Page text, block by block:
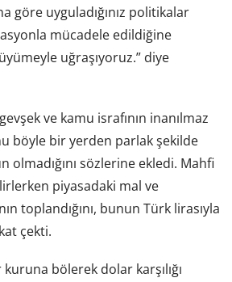
göre uyguladığınız politikalar
mücadele edildiğine
uğraşıyoruz.” diye
ve kamu israfının inanılmaz
böyle bir yerden parlak şekilde
olmadığını sözlerine ekledi. Mahfi
piyasadaki mal ve
toplandığını, bunun Türk lirasıyla
çekti.
bölerek dolar karşılığı